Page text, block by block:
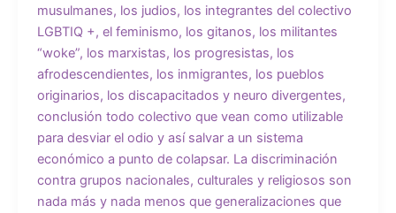
musulmanes, los judios, los integrantes del colectivo
LGBTIQ +, el feminismo, los gitanos, los militantes
“woke”, los marxistas, los progresistas, los
afrodescendientes, los inmigrantes, los pueblos
originarios, los discapacitados y neuro divergentes,
conclusión todo colectivo que vean como utilizable
para desviar el odio y así salvar a un sistema
económico a punto de colapsar. La discriminación
contra grupos nacionales, culturales y religiosos son
nada más y nada menos que generalizaciones que